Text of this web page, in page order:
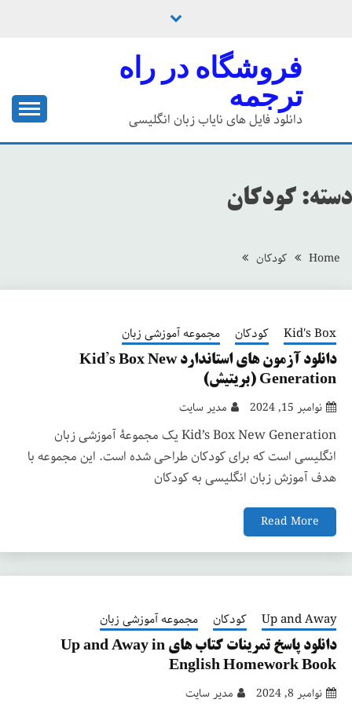
فروشگاه در راه
ترجمه
دانلود فایل های نایاب زبان انگلیسی
دسته: کودکان
Home کودکان
Kid's Box کودکان مجموعه آموزشی زبان
دانلود آزمون های استاندارد Kid’s Box New
Generation (بریتیش)
نوامبر 15, 2024 مدیر سایت
Kid’s Box New Generation یک مجموعۀ آموزشی زبان
انگلیسی است که برای کودکان طراحی شده است. این مجموعه با
هدف آموزش زبان انگلیسی به کودکان
Read More
Up and Away کودکان مجموعه آموزشی زبان
دانلود پاسخ تمرینات کتاب های Up and Away in
English Homework Book
نوامبر 8, 2024 مدیر سایت